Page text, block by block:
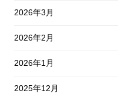
2026年3月
2026年2月
2026年1月
2025年12月